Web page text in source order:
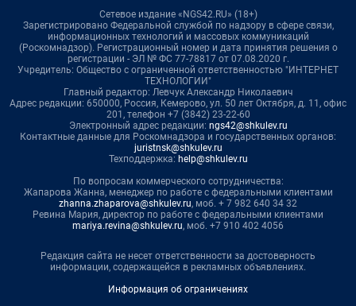
Сетевое издание «NGS42.RU» (18+)
Зарегистрировано Федеральной службой по надзору в сфере связи,
информационных технологий и массовых коммуникаций
(Роскомнадзор). Регистрационный номер и дата принятия решения о
регистрации - ЭЛ № ФС 77-78817 от 07.08.2020 г.
Учредитель: Общество с ограниченной ответственностью "ИНТЕРНЕТ
ТЕХНОЛОГИИ"
Главный редактор: Левчук Александр Николаевич
Адрес редакции: 650000, Россия, Кемерово, ул. 50 лет Октября, д. 11, офис
201, телефон +7 (3842) 23-22-60
Электронный адрес редакции: ngs42@shkulev.ru
Контактные данные для Роскомнадзора и государственных органов:
juristnsk@shkulev.ru
Техподдержка: help@shkulev.ru
По вопросам коммерческого сотрудничества:
Жапарова Жанна, менеджер по работе с федеральными клиентами
zhanna.zhaparova@shkulev.ru, моб. + 7 982 640 34 32
Ревина Мария, директор по работе с федеральными клиентами
mariya.revina@shkulev.ru, моб. +7 910 402 4056
Редакция сайта не несет ответственности за достоверность
информации, содержащейся в рекламных объявлениях.
Информация об ограничениях